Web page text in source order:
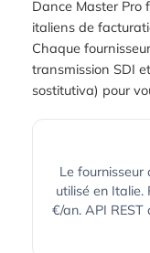
Dance Master Pro
italiens de
Chaque
transmission SDI
sostitutiva) pour
Le
utilisé en
€/an. API